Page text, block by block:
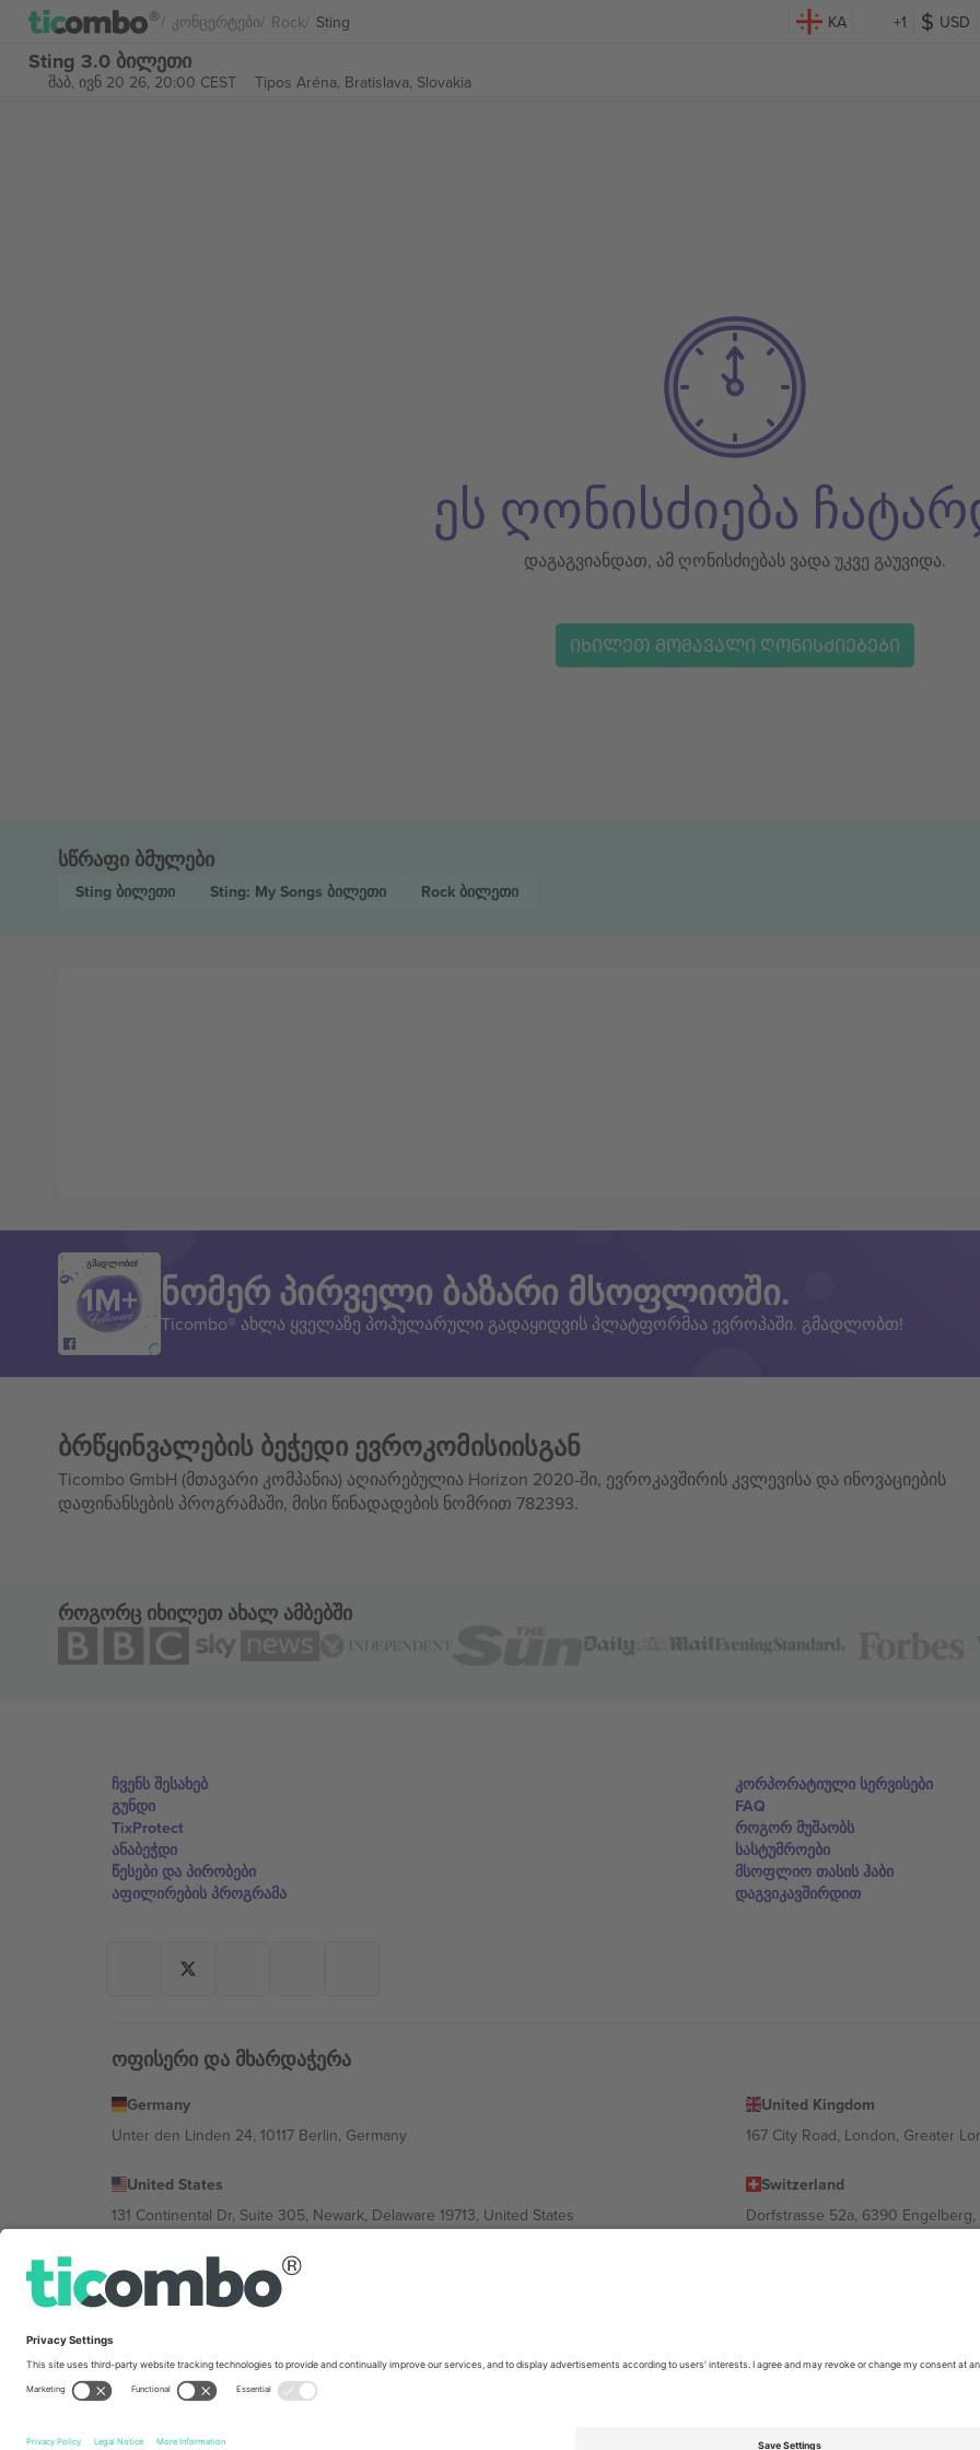
Კონცერტები Rock Sting KA +1 USD
Sting 3.0 ბილეთი
შაბ, ივნ 20 26, 20:00 CEST Tipos Aréna, Bratislava, Slovakia
ეს ღონისძიება
დაგაგვიანდათ, ამ ღონისძიებას ვადა უკვე გაუვიდა.
ᲘᲮᲘᲚᲔᲗ ᲛᲝᲛᲐᲕᲐᲚᲘ ᲦᲝᲜᲘᲡᲫᲘᲔᲑᲔᲑᲘ
სწრაფი ბმულები
Sting ბილეთი Sting: My Songs ბილეთი Rock ბილეთი
გმადლობთ!
ნომერ პირველი ბაზარი მსოფლიოში.
Ticombo® ახლა ყველაზე პოპულარული გადაყიდვის პლატფორმაა ევროპაში. გმადლობთ!
ბრწყინვალების ბეჭედი ევროკომისიისგან
Ticombo GmbH (მთავარი კომპანია) აღიარებულია Horizon 2020-ში, ევროკავშირის კვლევისა და ინოვაციების
დაფინანსების პროგრამაში, მისი წინადადების ნომრით 782393.
როგორც იხილეთ ახალ ამბებში
ჩვენს შესახებ
გუნდი
TixProtect
ანაბეჭდი
წესები და პირობები
აფილირების პროგრამა
კორპორატიული სერვისები
FAQ
როგორ მუშაობს
სასტუმროები
მსოფლიო თასის ჰაბი
დაგვიკავშირდით
ოფისერი და მხარდაჭერა
Germany
Unter den Linden 24, 10117 Berlin, Germany
United Kingdom
167 City Road, London, Greater
United States
131 Continental Dr, Suite 305, Newark, Delaware 19713, United States
Switzerland
Dorfstrasse 52a, 6390
Bulgaria
Regus Sofia City West, bul Totleben 53-55, 1606 Sofia, Bulgaria
Av Chapultepec 360, Roma Norte, Cuauhtémoc, 06700 Ciudad de México, CDMX, Mexico
კონკრეტული პირობები.,